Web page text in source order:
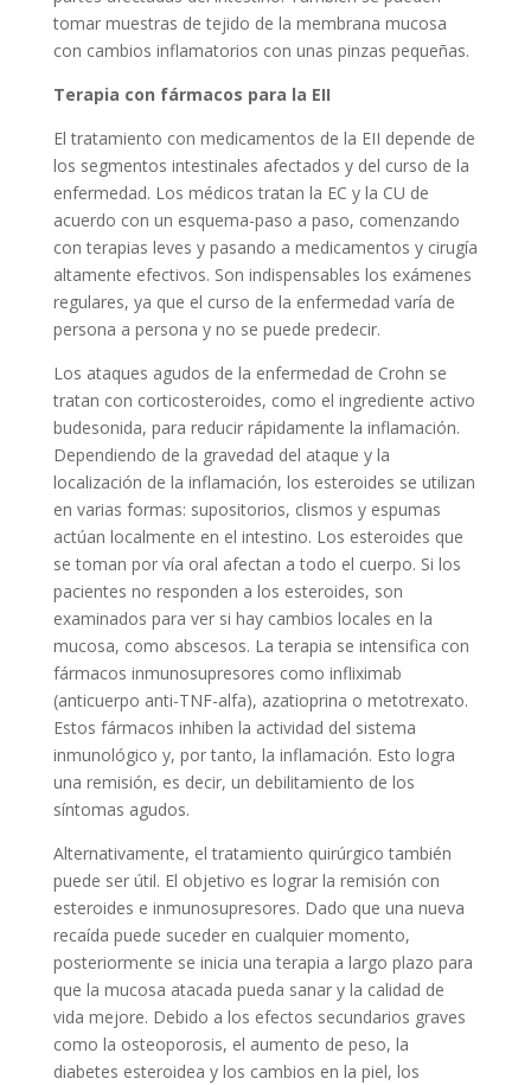
tomar muestras de tejido de la membrana mucosa
con cambios inflamatorios con unas pinzas pequeñas.
Terapia con fármacos para la EII
El tratamiento con medicamentos de la EII depende de
los segmentos intestinales afectados y del curso de la
enfermedad. Los médicos tratan la EC y la CU de
acuerdo con un esquema-paso a paso, comenzando
con terapias leves y pasando a medicamentos y cirugía
altamente efectivos. Son indispensables los exámenes
regulares, ya que el curso de la enfermedad varía de
persona a persona y no se puede predecir.
Los ataques agudos de la enfermedad de Crohn se
tratan con corticosteroides, como el ingrediente activo
budesonida, para reducir rápidamente la inflamación.
Dependiendo de la gravedad del ataque y la
localización de la inflamación, los esteroides se utilizan
en varias formas: supositorios, clismos y espumas
actúan localmente en el intestino. Los esteroides que
se toman por vía oral afectan a todo el cuerpo. Si los
pacientes no responden a los esteroides, son
examinados para ver si hay cambios locales en la
mucosa, como abscesos. La terapia se intensifica con
fármacos inmunosupresores como infliximab
(anticuerpo anti-TNF-alfa), azatioprina o metotrexato.
Estos fármacos inhiben la actividad del sistema
inmunológico y, por tanto, la inflamación. Esto logra
una remisión, es decir, un debilitamiento de los
síntomas agudos.
Alternativamente, el tratamiento quirúrgico también
puede ser útil. El objetivo es lograr la remisión con
esteroides e inmunosupresores. Dado que una nueva
recaída puede suceder en cualquier momento,
posteriormente se inicia una terapia a largo plazo para
que la mucosa atacada pueda sanar y la calidad de
vida mejore. Debido a los efectos secundarios graves
como la osteoporosis, el aumento de peso, la
diabetes esteroidea y los cambios en la piel, los